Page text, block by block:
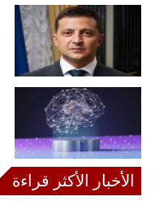
الأخبار الأكثر قراءة